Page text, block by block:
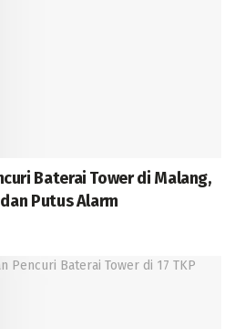
Baterai Tower di Malang,
Putus Alarm